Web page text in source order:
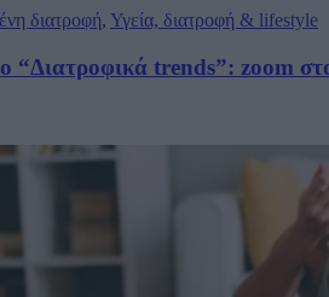
διατροφή, Υγεία, διατροφή & lifestyle
“Διατροφικά trends”: zoοm